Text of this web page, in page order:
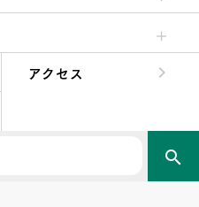
アクセス
search